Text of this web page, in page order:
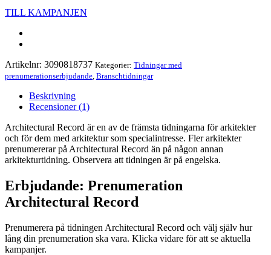
TILL KAMPANJEN
Artikelnr: 3090818737 Kategorier: Tidningar med
prenumerationserbjudande Branschtidningar
Beskrivning
Recensioner (1)
Architectural Record är en av de främsta tidningarna för arkitekter
och för dem med arkitektur som specialintresse. Fler arkitekter
prenumererar på Architectural Record än på någon annan
arkitekturtidning. Observera att tidningen är på engelska.
Erbjudande: Prenumeration
Architectural Record
Prenumerera på tidningen Architectural Record och välj själv hur
lång din prenumeration ska vara. Klicka vidare för att se aktuella
kampanjer.